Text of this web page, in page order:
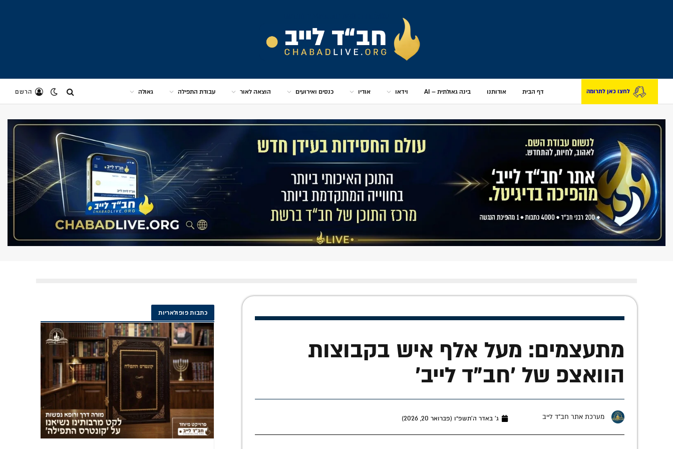
לחצו כאן לתרומה דף הבית אודותנו בינה גאולתית – AI וידאו אודיו כנסים ואירועים הוצאה לאור עבודת התפילה גאולה הרשם
מתעצמים: מעל אלף איש בקבוצות
הוואצפ של 'חב"ד לייב'
מערכת אתר חב"ד לייב ג׳ באדר ה׳תשפ״ו (פברואר 20, 2026)
כתבות פופולאריות